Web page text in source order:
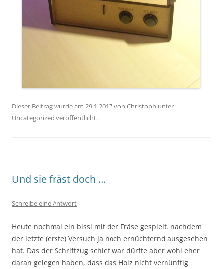
Dieser Beitrag wurde am 29.1.2017von Christoph unter
Uncategorized veröffentlicht.
Und sie fräst doch …
Schreibe eine Antwort
Heute nochmal ein bissl mit der Fräse gespielt, nachdem
der letzte (erste) Versuch ja noch ernüchternd ausgesehen
hat. Das der Schriftzug schief war dürfte aber wohl eher
daran gelegen haben, dass das Holz nicht vernünftig